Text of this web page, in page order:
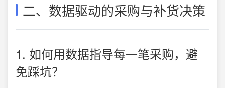
二、数据驱动的采购与补货决策
1. 如何用数据指导每一笔采购，避
免踩坑？